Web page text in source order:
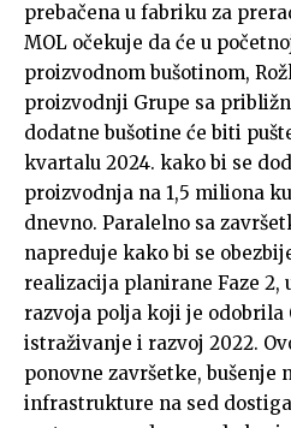
prebačena u fabriku za
MOL očekuje da će u
proizvodnom bušotinom,
proizvodnji Grupe sa
dodatne bušotine će biti
kvartalu 2024. kako bi se
proizvodnja na 1,5 miliona
dnevno. Paralelno sa
napreduje kako bi se
realizacija planirane Faze 2,
razvoja polja koji je odobrila
istraživanje i razvoj 2022.
ponovne završetke, bušenje
infrastrukture na sed